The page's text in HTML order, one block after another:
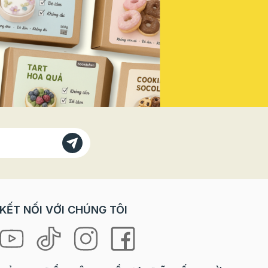
sao
với các
chơi
lại
cả
mang
cho
cần
mọi
doanh thu mùa lễ hội năm nay! Vì
Sao Bạn Không Thể Đứng Ngoài
"Sân Khấu" Này? Trong các dịp
lễ lớn, đặc biệt là ngày Quốc
khánh, tâm lý khách hàng có sự
thay đổi rõ rệt: Nhu cầu "check-
in" tăng vọt: Khách hàng, đặc
biệt là giới trẻ, luôn tìm kiếm
mang đậm tinh thần lễ hội để
chụp ảnh và chia sẻ lên mạng xã
nghiệm: Họ không chỉ mua một
mua cả không khí, cảm xúc và
phẩm phiên bản giới hạn (Limited
Edition): Yếu tố độc đáo, chỉ xuất
hiện trong mùa lễ sẽ kích thích
KẾT NỐI VỚI CHÚNG TÔI